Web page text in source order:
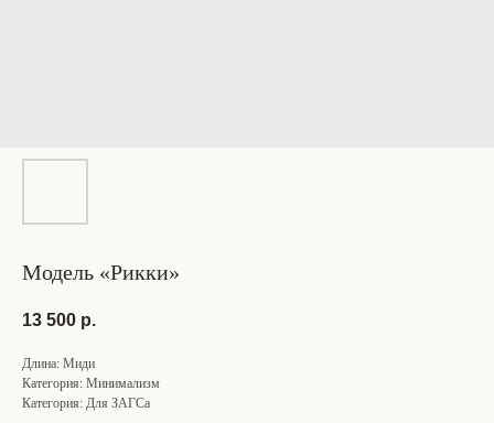
Модель «Рикки»
13 500 р.
Длина: Миди
Категория: Минимализм
Категория: Для ЗАГСа